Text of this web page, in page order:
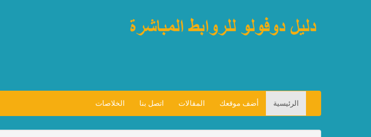
الرئيسية أضف موقعك المقالات اتصل بنا الخلاصات